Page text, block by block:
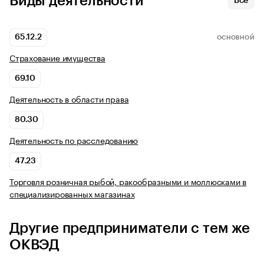
65.12.2 ОСНОВНОЙ
Страхование имущества
69.10
Деятельность в области права
80.30
Деятельность по расследованию
47.23
Торговля розничная рыбой, ракообразными и моллюсками в
специализированных магазинах
Другие предприниматели с тем же
ОКВЭД